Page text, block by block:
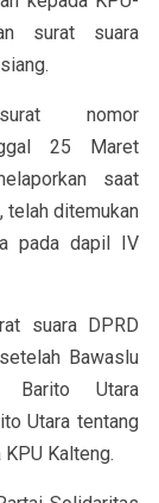
surat suara
nomor
25 Maret
saat
telah ditemukan
pada dapil IV
suara DPRD
Bawaslu
Barito Utara
Utara tentang
Kalteng.